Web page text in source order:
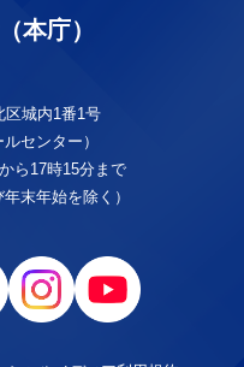
本庁）
城内1番1号
センター）
ら17時15分まで
末年始を除く）